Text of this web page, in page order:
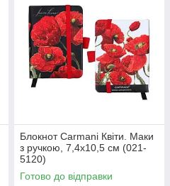
Блокнот Carmani Квіти. Маки
з ручкою, 7,4х10,5 см (021-
5120)
Готово до відправки